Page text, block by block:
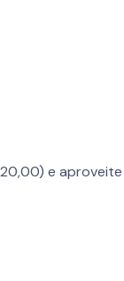
20,00) e aproveite